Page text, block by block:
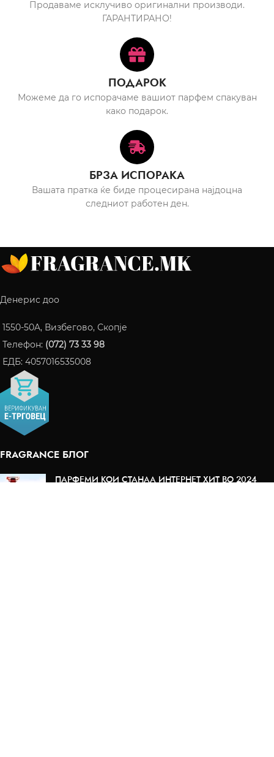
Продаваме исклучиво оригинални производи.
ГАРАНТИРАНО!
ПОДАРОК
Можеме да го испорачаме вашиот парфем спакуван
како подарок.
БРЗА ИСПОРАКА
Вашата пратка ќе биде процесирана најдоцна
следниот работен ден.
Денерис доо
1550-50A, Визбегово, Скопје
Телефон: (072) 73 33 98
ЕДБ: 4057016535008
FRAGRANCE БЛОГ
ПАРФЕМИ КОИ СТАНАА ИНТЕРНЕТ ХИТ ВО 2024